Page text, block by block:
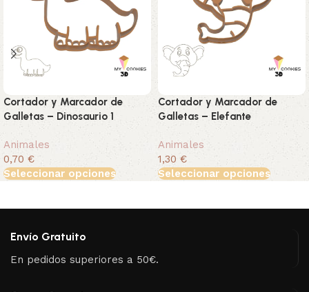
Cortador y Marcador de
Galletas – Dinosaurio 1
Animales
0,70 €
Seleccionar opciones
Cortador y Marcador de
Galletas – Elefante
Animales
1,30 €
Seleccionar opciones
Envío Gratuito
En pedidos superiores a 50€.